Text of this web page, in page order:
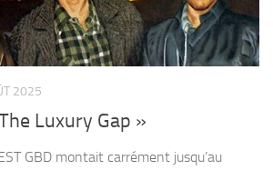
2025
Luxury Gap »
GBD montait carrément jusqu’au